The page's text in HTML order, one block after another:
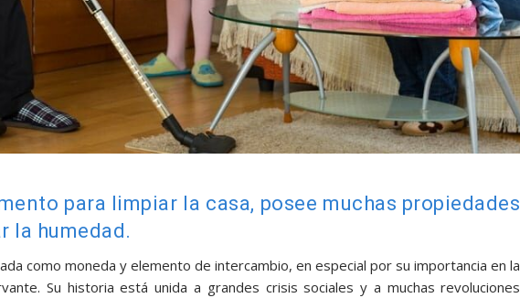
para limpiar la casa, posee muchas propiedades
la humedad.
como moneda y elemento de intercambio, en especial por su importancia en la
Su historia está unida a grandes crisis sociales y a muchas revoluciones